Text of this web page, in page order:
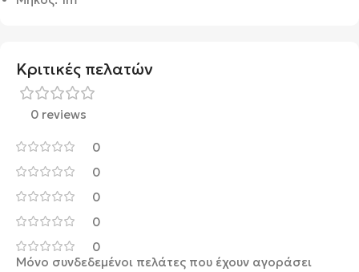
Κριτικές πελατών
0 reviews
0
0
0
0
0
Μόνο συνδεδεμένοι πελάτες που έχουν αγοράσει